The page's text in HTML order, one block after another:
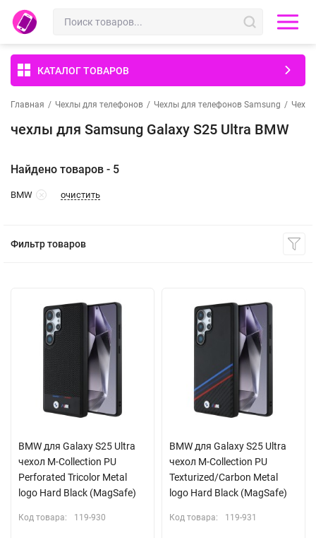
КАТАЛОГ ТОВАРОВ
Главная / Чехлы для телефонов / Чехлы для телефонов Samsung /
чехлы для Samsung Galaxy S25 Ultra BMW
Найдено товаров - 5
BMW очистить
Фильтр товаров
BMW для Galaxy S25 Ultra
чехол M-Collection PU
Perforated Tricolor Metal
logo Hard Black (MagSafe)
Код товара: 119-930
BMW для Galaxy S25 Ultra
чехол M-Collection PU
Texturized/Carbon Metal
logo Hard Black (MagSafe)
Код товара: 119-931